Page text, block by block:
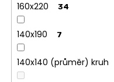
160x220 34
140x190 7
140x140 (průměr) kruh